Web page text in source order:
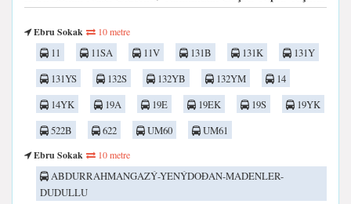
Ebru Sokak 10 metre
11 11SA 11V 131B 131K
131Y
131YS
132S 132YB 132YM
14
14YK
19A 19E 19EK 19S
19YK
522B
622 UM60
UM61
Ebru Sokak
10 metre
ABDURRAHMANGAZÝ-YENÝDOÐAN-MADENLER-
DUDULLU